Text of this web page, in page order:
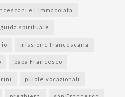
e l'Immacolata
guida spirituale
missione francescana
papa Francesco
pillole vocazionali